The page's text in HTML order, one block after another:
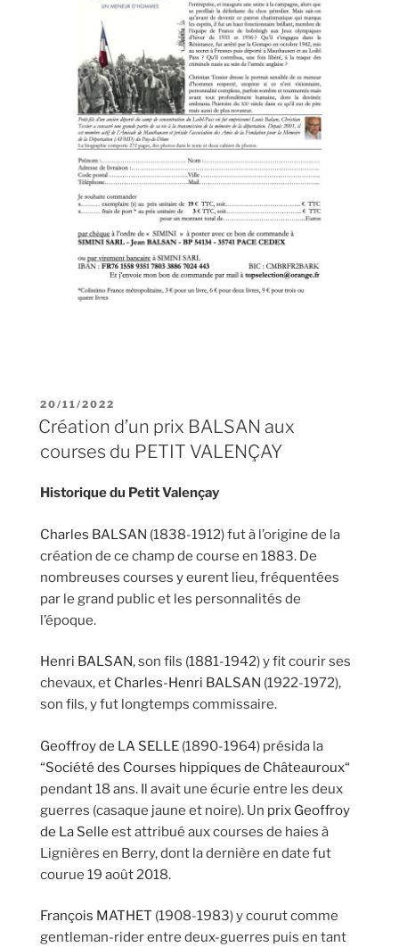
20/11/2022
Création d’un prix BALSAN aux
courses du PETIT VALENÇAY
Historique du Petit Valençay
Charles BALSAN (1838-1912) fut à l’origine de la
création de ce champ de course en 1883. De
nombreuses courses y eurent lieu, fréquentées
par le grand public et les personnalités de
l’époque.
Henri BALSAN, son fils (1881-1942) y fit courir ses
chevaux, et Charles-Henri BALSAN (1922-1972),
son fils, y fut longtemps commissaire.
Geoffroy de LA SELLE (1890-1964) présida la
“Société des Courses hippiques de Châteauroux“
pendant 18 ans. Il avait une écurie entre les deux
guerres (casaque jaune et noire). Un prix Geoffroy
de La Selle est attribué aux courses de haies à
Lignières en Berry, dont la dernière en date fut
courue 19 août 2018.
François MATHET (1908-1983) y courut comme
gentleman-rider entre deux-guerres puis en tant